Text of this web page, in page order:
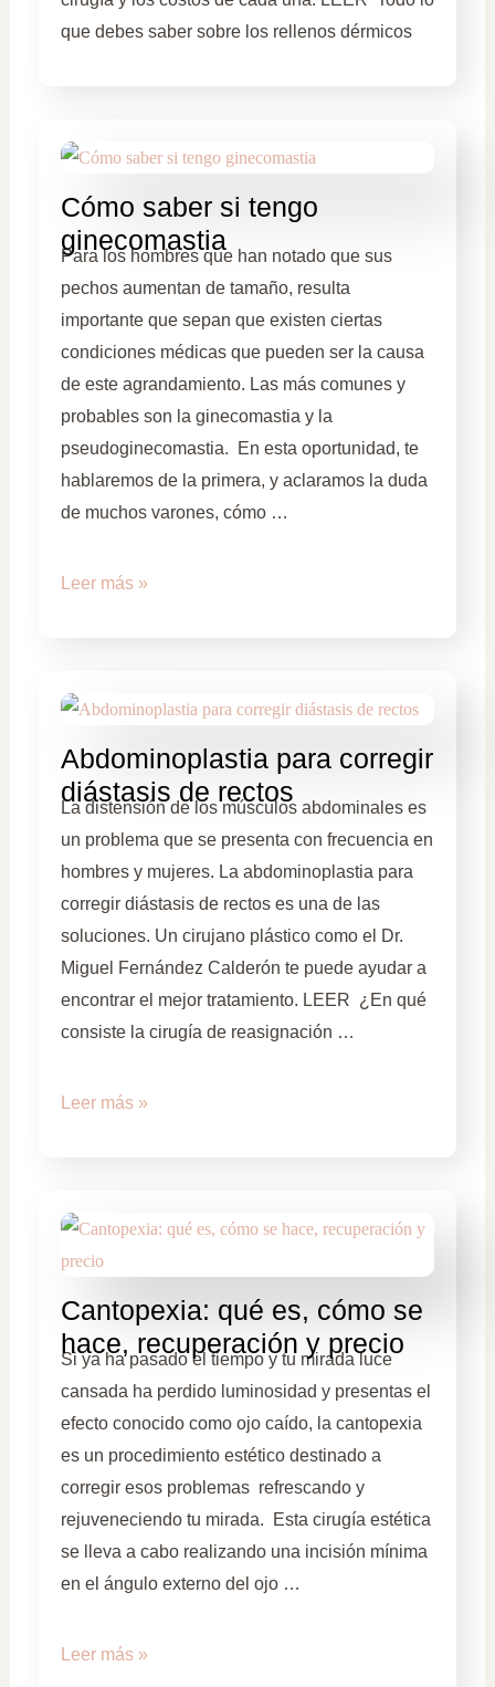
que debes saber sobre los rellenos dérmicos
Cómo saber si tengo
ginecomastia
Para los hombres que han notado que sus
pechos aumentan de tamaño, resulta
importante que sepan que existen ciertas
condiciones médicas que pueden ser la causa
de este agrandamiento. Las más comunes y
probables son la ginecomastia y la
pseudoginecomastia. En esta oportunidad, te
hablaremos de la primera, y aclaramos la duda
de muchos varones, cómo …
Leer más »
Abdominoplastia para corregir
diástasis de rectos
La distensión de los músculos abdominales es
un problema que se presenta con frecuencia en
hombres y mujeres. La abdominoplastia para
corregir diástasis de rectos es una de las
soluciones. Un cirujano plástico como el Dr.
Miguel Fernández Calderón te puede ayudar a
encontrar el mejor tratamiento. LEER ¿En qué
consiste la cirugía de reasignación …
Leer más »
Cantopexia: qué es, cómo se
hace, recuperación y precio
Si ya ha pasado el tiempo y tu mirada luce
cansada ha perdido luminosidad y presentas el
efecto conocido como ojo caído, la cantopexia
es un procedimiento estético destinado a
corregir esos problemas refrescando y
rejuveneciendo tu mirada. Esta cirugía estética
se lleva a cabo realizando una incisión mínima
en el ángulo externo del ojo …
Leer más »